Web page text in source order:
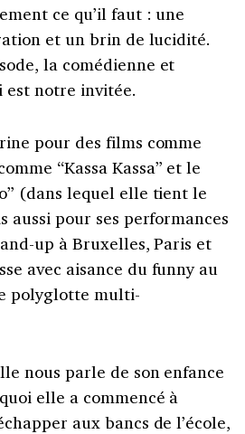
ce qu’il faut : une
et un brin de lucidité.
la comédienne et
est notre invitée.
pour des films comme
“Kassa Kassa” et le
(dans lequel elle tient le
pour ses performances
up à Bruxelles, Paris et
avec aisance du funny au
polyglotte multi-
nous parle de son enfance
elle a commencé à
aux bancs de l’école,